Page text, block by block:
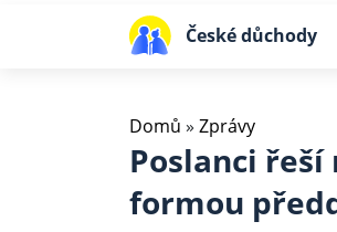
České důchody
Domů » Zprávy
Poslanci
formou